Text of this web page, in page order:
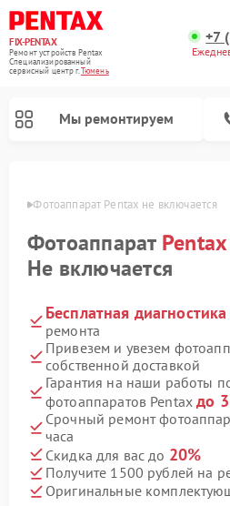
FIX-PENTAX
Ремонт устройств Pentax
Специализированный
cервисный центр г.Тюмень
+7
Мы ремонтируем
Фотоаппарат Pentax не включается
Фотоаппарат Pentax
Не включается
Бесплатная диагностика
ремонта
Привезем и увезем
собственной доставкой
Гарантия на наши работы
фотоаппаратов Pentaxдо
Срочный ремонт
часа
Скидка для вас до 20%
Получите 1500 рублей на
Оригинальные